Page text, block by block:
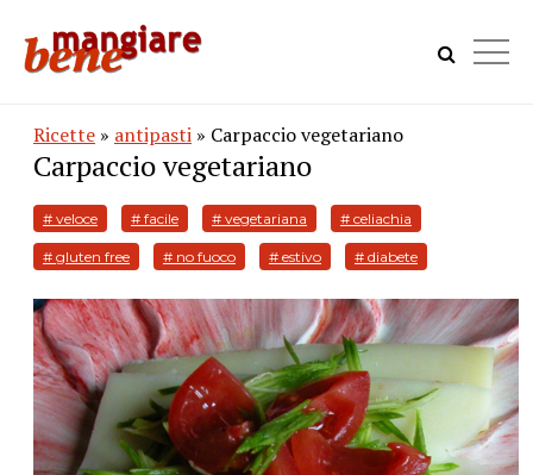
Ricette » antipasti » Carpaccio vegetariano
Carpaccio vegetariano
# veloce # facile # vegetariana # celiachia
# gluten free # no fuoco # estivo # diabete